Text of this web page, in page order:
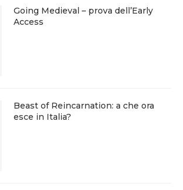
Going Medieval – prova dell’Early
Access
Beast of Reincarnation: a che ora
esce in Italia?